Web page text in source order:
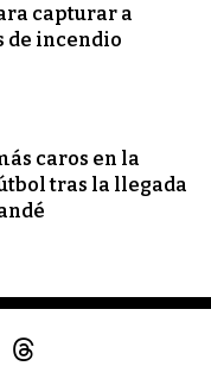
capturar a
de incendio
caros en la
tras la llegada